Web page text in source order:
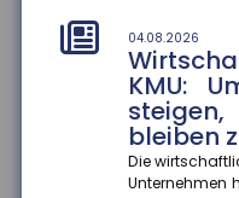
04.08.2026
KMU:
bleiben
Die
Unternehmen
mehr...
01.08.2026
Die Zahl der
Deutschland